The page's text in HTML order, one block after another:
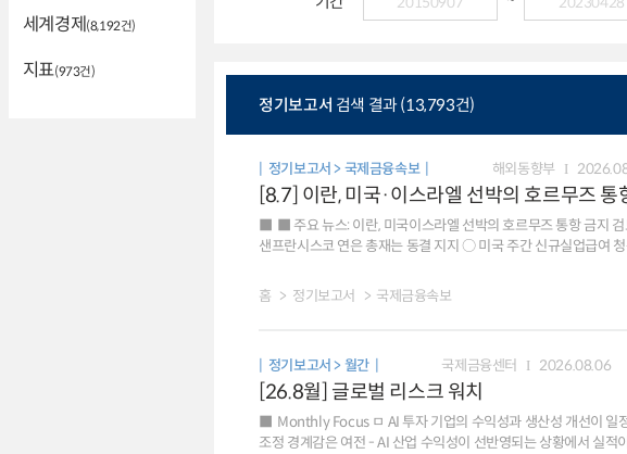
세계경제 (8,192건)
지표(973건)
정기보고서 검색 결과 (13,793건)
정기보고서 > 국제금융속보 해외동향부
[8.7] 이란, 미국·이스라엘 선박의 호르무즈
■ 주요 뉴스: 이란, 미국이스라엘 선박의 호르무즈 통항 금지
샌프란시스코 연은 총재는 동결 지지 ○ 미국 주간 신규실업급여 청구, 낮은 수준 지
의구심 등으로 셀 아메리카 재부상 ■ 국제금융시장: 미국 주가 하락[-0.2%], 달러화 강세[+0.3%], 금리 상승[+7bp] ○ 주가: 미국 SP500지수는 미국과
이란의 갈등 심화 우려 등으로 하락 유로 Stoxx600지수는 일부 기업의 실적 개선 등으로 0.2% 상승 ○ 환율: 달러화지수는 안전자산 선호 강화 등으로 상승
홈 정기보고서 국제금융속보
정기보고서 > 월간 국제금융센터 2026.08.06
[26.8월] 글로벌 리스크 워치
Monthly Focus ㅁ AI 투자 기업의 수익성과 생산성 개선이 일
조정 경계감은 여전 - AI 산업 수익성이 선반영되는 상황에서 실